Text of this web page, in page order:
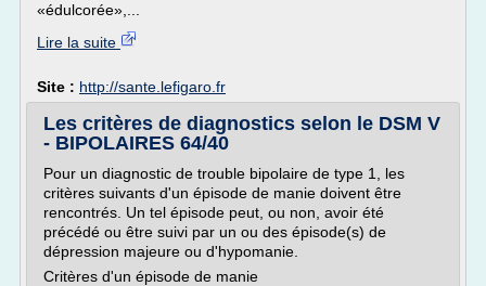
«édulcorée»,...
Lire la suite
Site : http://sante.lefigaro.fr
Les critères de diagnostics selon le DSM V
- BIPOLAIRES 64/40
Pour un diagnostic de trouble bipolaire de type 1, les
critères suivants d'un épisode de manie doivent être
rencontrés. Un tel épisode peut, ou non, avoir été
précédé ou être suivi par un ou des épisode(s) de
dépression majeure ou d'hypomanie.
Critères d'un épisode de manie